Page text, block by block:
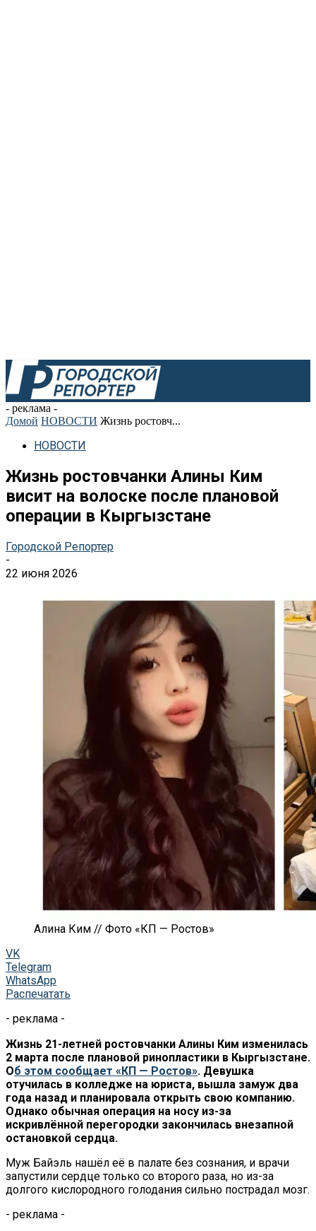
- реклама -
Домой НОВОСТИ Жизнь ростовч...
НОВОСТИ
Жизнь ростовчанки Алины Ким
висит на волоске после плановой
операции в Кыргызстане
Городской Репортер
-
22 июня 2026
Алина Ким // Фото «КП — Ростов»
VK
Telegram
WhatsApp
Распечатать
- реклама -
Жизнь 21-летней ростовчанки Алины Ким изменилась
2 марта после плановой ринопластики в Кыргызстане.
Об этом сообщает «КП — Ростов». Девушка
отучилась в колледже на юриста, вышла замуж два
года назад и планировала открыть свою компанию.
Однако обычная операция на носу из-за
искривлённой перегородки закончилась внезапной
остановкой сердца.
Муж Байэль нашёл её в палате без сознания, и врачи
запустили сердце только со второго раза, но из-за
долгого кислородного голодания сильно пострадал мозг.
- реклама -